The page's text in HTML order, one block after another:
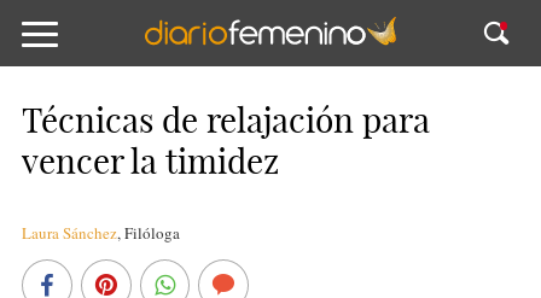
Técnicas de relajación para
vencer la timidez
Laura Sánchez,Filóloga